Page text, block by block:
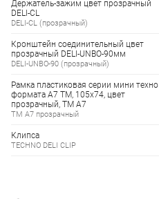
Держатель-зажим цвет прозрачный
DELI-CL
DELI-CL (прозрачный)
Кронштейн соединительный цвет
прозрачный DELI-UNBO-90мм
DELI-UNBO-90 (прозрачный)
Рамка пластиковая серии мини техно
формата А7 ТМ, 105х74, цвет
прозрачный, TM A7
TM A7 прозрачный
Клипса
TECHNO DELI CLIP